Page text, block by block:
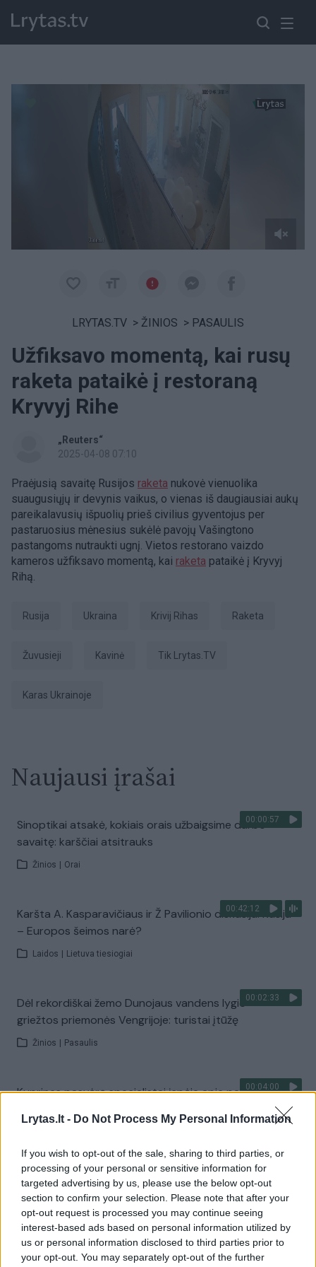
Lrytas.lt - Do Not Process My Personal Information
If you wish to opt-out of the sale, sharing to third parties, or
processing of your personal or sensitive information for
targeted advertising by us, please use the below opt-out
section to confirm your selection. Please note that after your
opt-out request is processed you may continue seeing
interest-based ads based on personal information utilized by
us or personal information disclosed to third parties prior to
your opt-out. You may separately opt-out of the further
LRYTAS.TV > ŽINIOS > PASAULIS
Užfiksavo momentą, kai rusų
raketa pataikė į restoraną
Kryvyj Rihe
„Reuters“
2025-04-08 07:10
Praėjusią savaitę Rusijos raketa nukovė vienuolika
suaugusiųjų ir devynis vaikus, o vienas iš daugiausiai aukų
pareikalavusių išpuolių prieš civilius gyventojus per
pastaruosius mėnesius sukėlė pavojų Vašingtono
pastangoms nutraukti ugnį. Vietos restorano vaizdo
kameros užfiksavo momentą, kai raketa pataikė į Kryvyj
Rihą.
Rusija Ukraina Krivij Rihas raketa
žuvusieji kavinė tik Lrytas.TV
karas Ukrainoje
Naujausi įrašai
00:00:57
Sinoptikai atsakė, kokiais orais užbaigsime darbo
savaitę: karščiai atsitrauks
Žinios Orai
00:42:12
Karšta A. Kasparavičiaus ir Ž Pavilionio diskusija: Rusija
– Europos šeimos narė?
Laidos Lietuva tiesiogiai
00:02:33
Dėl rekordiškai žemo Dunojaus vandens lygio –
griežtos priemonės Vengrijoje: turistai įtūžę
Žinios Pasaulis
00:04:00
Kuprines pasvėrę specialistai įspėja apie pavojingą
Visi įrašai
Žiūrimiausi įrašai